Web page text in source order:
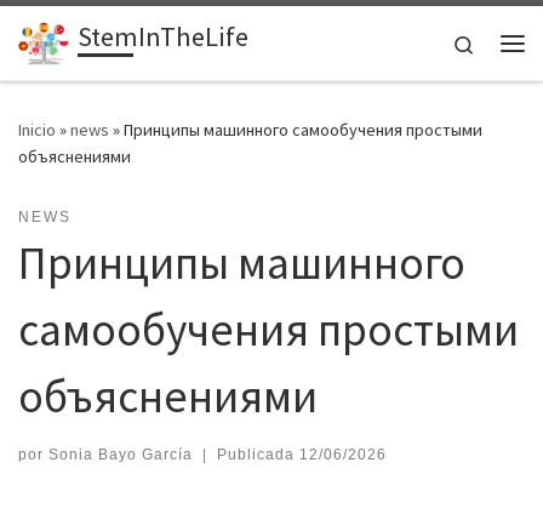
Saltar al contenido
StemInTheLife
Search
Inicio »news »Принципы машинного самообучения простыми
объяснениями
NEWS
Принципы машинного
самообучения простыми
объяснениями
por Sonia Bayo García | Publicada 12/06/2026